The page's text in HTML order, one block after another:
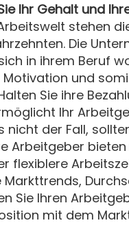
Ihr Gehalt und
stehen
Die
in ihrem Beruf
und
Sie ihre
Ihr
nicht der Fall,
Arbeitgeber
flexiblere
Markttrends,
Sie Ihren
mit dem